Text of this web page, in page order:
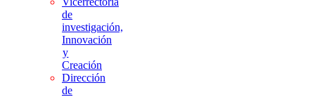
de
investigación,
Innovación
y
Creación
Dirección
de